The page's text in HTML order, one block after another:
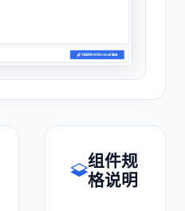
组件规
格说明